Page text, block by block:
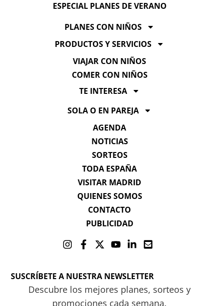
ESPECIAL PLANES DE VERANO
PLANES CON NIÑOS
PRODUCTOS Y SERVICIOS
VIAJAR CON NIÑOS
COMER CON NIÑOS
TE INTERESA
SOLA O EN PAREJA
AGENDA
NOTICIAS
SORTEOS
TODA ESPAÑA
VISITAR MADRID
QUIENES SOMOS
CONTACTO
PUBLICIDAD
SUSCRÍBETE A NUESTRA NEWSLETTER
Descubre los mejores planes, sorteos y
promociones cada semana.